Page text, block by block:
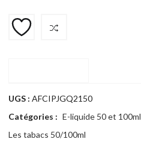
UGS :AFCIPJGQ2150
Catégories : E-liquide 50 et 100ml
Les tabacs 50/100ml